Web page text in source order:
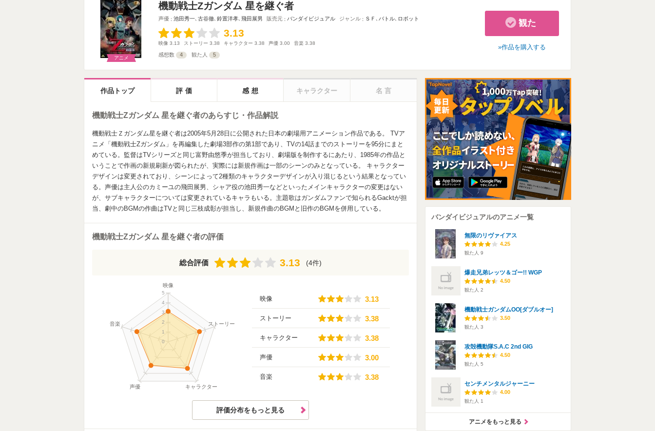
アニメ
機動戦士Zガンダム 星を継ぐ者
声優 池田秀一､ 古谷徹､ 鈴置洋孝､ 飛田展男 販売元 バンダイビジュアル ジャンル ＳＦ ､ バトル､ ロボット
3.13
3.13
映像 3.13 ストーリー 3.38 キャラクター 3.38 声優 3.00 音楽 3.38
感想数 4 観た人 5
観た
作品を購入する
作品トップ 評価 感想 キャラクター 名言
機動戦士Zガンダム 星を継ぐ者のあらすじ・作品解説
機動戦士Ｚガンダム星を継ぐ者は2005年5月28日に公開された日本の劇場用アニメーション作品である。 TVア
ニメ「機動戦士Zガンダム」を再編集した劇場3部作の第1部であり、TVの14話までのストーリーを95分にまと
めている。監督はTVシリーズと同じ富野由悠季が担当しており、劇場版を制作するにあたり、1985年の作品と
いうことで作画の新規刷新が図られたが、実際には新規作画は一部のシーンのみとなっている。 キャラクター
デザインは変更されており、シーンによって2種類のキャラクターデザインが入り混じるという結果となってい
る。声優は主人公のカミーユの飛田展男、シャア役の池田秀一などといったメインキャラクターの変更はない
が、サブキャラクターについては変更されているキャラもいる。主題歌はガンダムファンで知られるGacktが担
当、劇中のBGMの作曲はTVと同じ三枝成彰が担当し、新規作曲のBGMと旧作のBGMを併用している。
機動戦士Zガンダム 星を継ぐ者の評価
総合評価 3.13
3.13 (4件)
映像
ストーリー
キャラクター
声優
音楽
0
1
2
3
4
5
映像 3.13
3.13
ストーリー 3.38
3.38
キャラクター 3.38
3.38
声優 3.00
3.00
音楽 3.38
3.38
評価分布をもっと見る
バンダイビジュアルのアニメ一覧
無限のリヴァイアス
4.25
観た人 9
爆走兄弟レッツ＆ゴー!! WGP
4.50
観た人 2
機動戦士ガンダムOO[ダブルオー]
3.50
観た人 3
攻殻機動隊S.A.C 2nd GIG
4.50
観た人 5
センチメンタルジャーニー
4.00
観た人 1
アニメをもっと見る